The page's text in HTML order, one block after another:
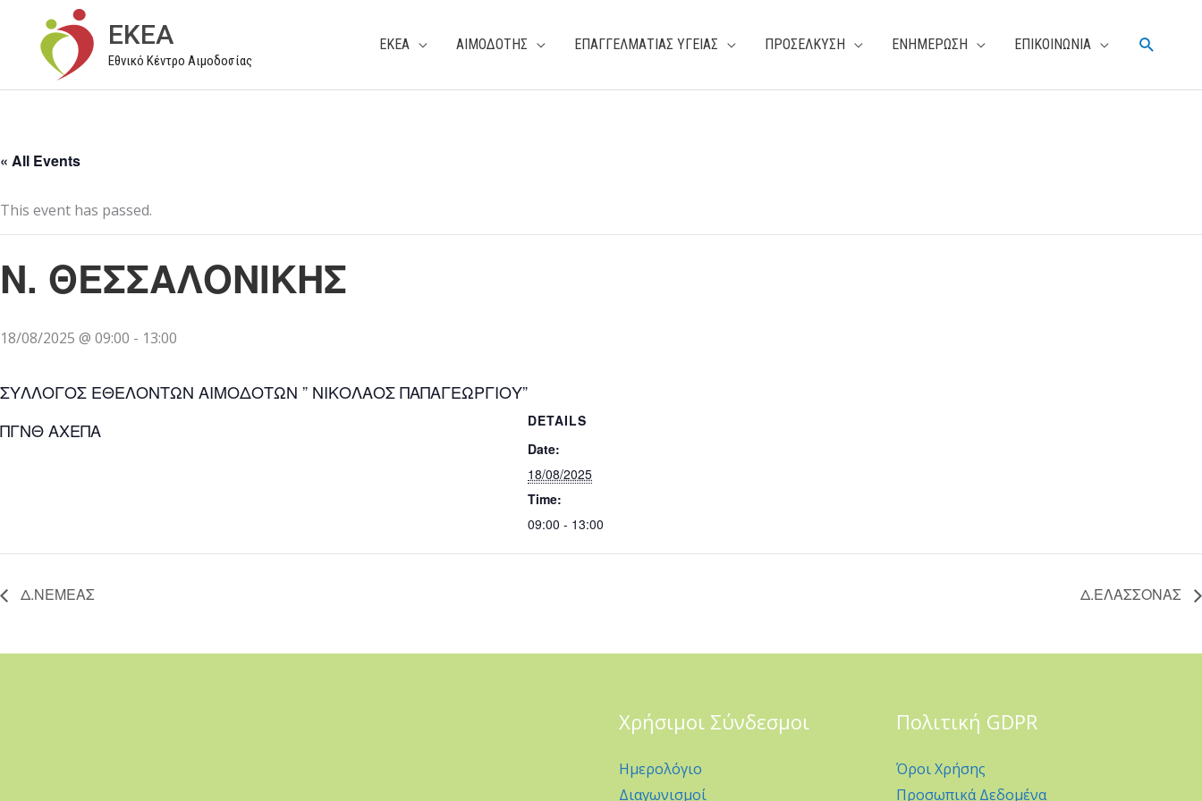
περιεχόμενο
EKEA
Εθνικό Κέντρο Αιμοδοσίας
ΕΚΕΑ ΑΙΜΟΔΟΤΗΣ ΕΠΑΓΓΕΛΜΑΤΙΑΣ ΥΓΕΙΑΣ ΠΡΟΣΕΛΚΥΣΗ ΕΝΗΜΕΡΩΣΗ ΕΠΙΚΟΙΝΩΝΙΑ
« All Events
This event has passed.
Ν. ΘΕΣΣΑΛΟΝΙΚΗΣ
18/08/2025 @ 09:00 - 13:00
ΣΥΛΛΟΓΟΣ ΕΘΕΛΟΝΤΩΝ ΑΙΜΟΔΟΤΩΝ ” ΝΙΚΟΛΑΟΣ ΠΑΠΑΓΕΩΡΓΙΟΥ”
ΠΓΝΘ ΑΧΕΠΑ
DETAILS
Date:
18/08/2025
Time:
09:00 - 13:00
Δ.ΝΕΜΕΑΣ Δ.ΕΛΑΣΣΟΝΑΣ
Χρήσιμοι Σύνδεσμοι
Ημερολόγιο
Διαγωνισμοί
Πολιτική GDPR
Όροι Χρήσης
Προσωπικά Δεδομένα